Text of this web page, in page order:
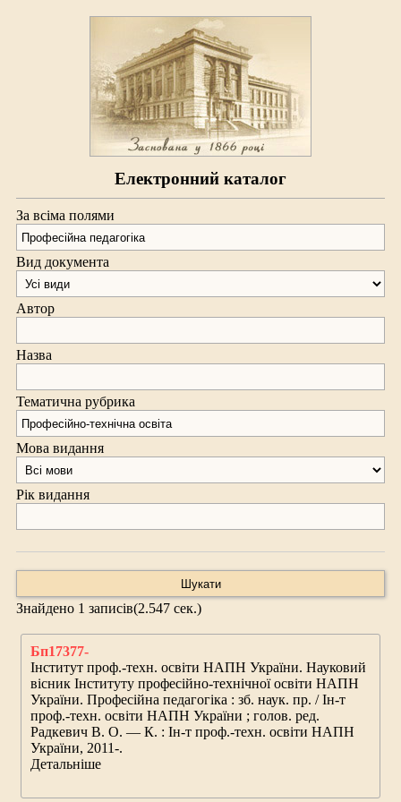
Електронний каталог
За всіма полями
Вид документа
Автор
Назва
Тематична рубрика
Мова видання
Рік видання
Знайдено 1 записів(2.547 сек.)
Бп17377-
Інститут проф.-техн. освіти НАПН України. Науковий
вісник Інституту професійно-технічної освіти НАПН
України. Професійна педагогіка : зб. наук. пр. / Ін-т
проф.-техн. освіти НАПН України ; голов. ред.
Радкевич В. О. — К. : Ін-т проф.-техн. освіти НАПН
України, 2011-.
Детальніше